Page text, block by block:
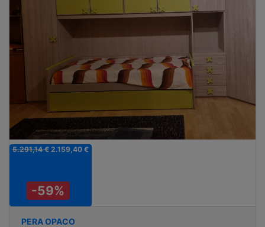
5.291,14 €2.159,40 €
-59%
PERA OPACO